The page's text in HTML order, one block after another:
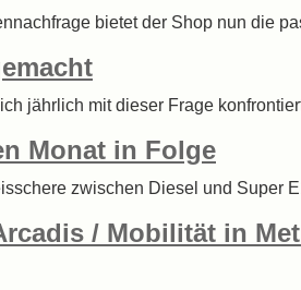
bietet der Shop nun die
jährlich mit dieser Frage
Monat in Folge
zwischen Diesel und Super
/ Mobilität in